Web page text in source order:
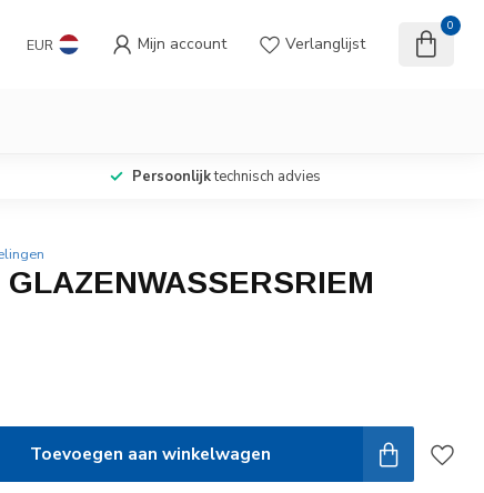
EUR Mijn account Verlanglijst
0
Persoonlijktechnisch advies
GLAZENWASSERSRIEM
Toevoegen aan winkelwagen